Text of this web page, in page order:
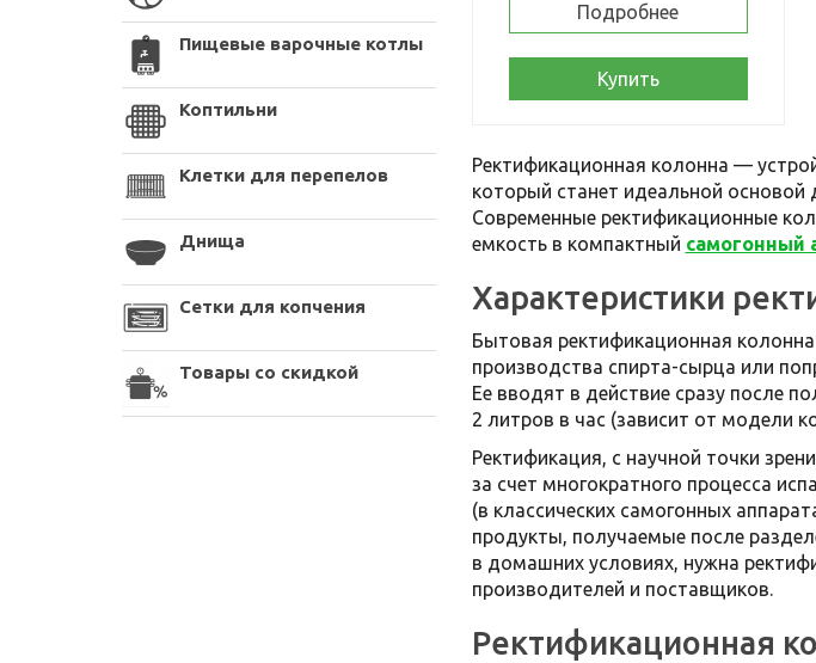
Пищевые варочные котлы
Коптильни
Клетки для перепелов
Днища
Сетки для копчения
Товары со скидкой
Подробнее
Купить
Ректификационная колонна —
который станет идеальной основой
Современные ректификационные
емкость в компактный самогонный
Характеристики
Бытовая ректификационная
производства спирта-сырца или
Ее вводят в действие сразу после
2 литров в час (зависит от модели
Ректификация, с научной точки
за счет многократного процесса
(в классических самогонных
продукты, получаемые после
в домашних условиях, нужна
производителей и поставщиков.
Ректификационная